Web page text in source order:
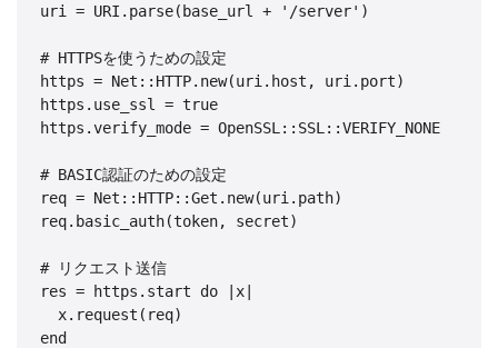
uri = URI.parse(base_url + '/server')
# HTTPSを使うための設定
https = Net::HTTP.new(uri.host, uri.port)
https.use_ssl = true
https.verify_mode = OpenSSL::SSL::VERIFY_NONE
# BASIC認証のための設定
req = Net::HTTP::Get.new(uri.path)
req.basic_auth(token, secret)
# リクエスト送信
res = https.start do |x|
  x.request(req)
end